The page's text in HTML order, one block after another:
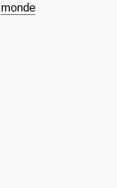
monde